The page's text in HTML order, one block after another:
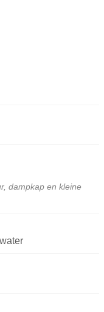
dampkap en kleine